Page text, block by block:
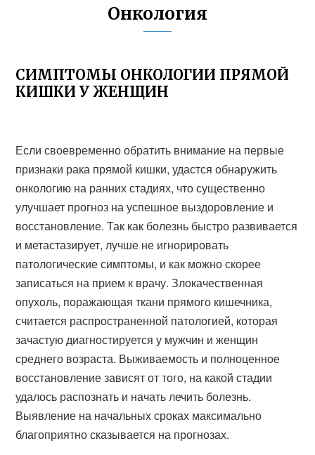
Онкология
СИМПТОМЫ ОНКОЛОГИИ ПРЯМОЙ
КИШКИ У ЖЕНЩИН
Если своевременно обратить внимание на первые
признаки рака прямой кишки, удастся обнаружить
онкологию на ранних стадиях, что существенно
улучшает прогноз на успешное выздоровление и
восстановление. Так как болезнь быстро развивается
и метастазирует, лучше не игнорировать
патологические симптомы, и как можно скорее
записаться на прием к врачу. Злокачественная
опухоль, поражающая ткани прямого кишечника,
считается распространенной патологией, которая
зачастую диагностируется у мужчин и женщин
среднего возраста. Выживаемость и полноценное
восстановление зависят от того, на какой стадии
удалось распознать и начать лечить болезнь.
Выявление на начальных сроках максимально
благоприятно сказывается на прогнозах.